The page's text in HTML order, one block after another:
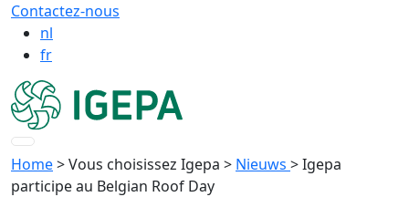
Contactez-nous
nl
fr
Home> Vous choisissez Igepa > Nieuws > Igepa
participe au Belgian Roof Day